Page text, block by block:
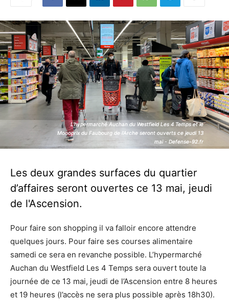
L'hypermarché Auchan du Westfield Les 4 Temps et le
Monoprix du Faubourg de l'Arche seront ouverts ce jeudi 13
mai - Defense-92.fr
L'hypermarché Auchan du Westfield Les 4 Temps et le
Monoprix du Faubourg de l'Arche seront ouverts ce jeudi 13
mai - Defense-92.fr
Les deux grandes surfaces du quartier
d’affaires seront ouvertes ce 13 mai, jeudi
de l'Ascension.
Pour faire son shopping il va falloir encore attendre
quelques jours. Pour faire ses courses alimentaire
samedi ce sera en revanche possible. L’hypermarché
Auchan du Westfield Les 4 Temps sera ouvert toute la
journée de ce 13 mai, jeudi de l’Ascension entre 8 heures
et 19 heures (l’accès ne sera plus possible après 18h30).